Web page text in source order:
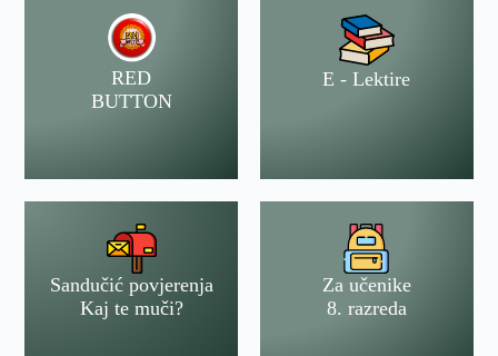
RED
BUTTON
E - Lektire
Sandučić povjerenja
Kaj te muči?
Za učenike
8. razreda